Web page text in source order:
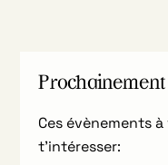
Prochainement
Ces évènements
t’intéresser: